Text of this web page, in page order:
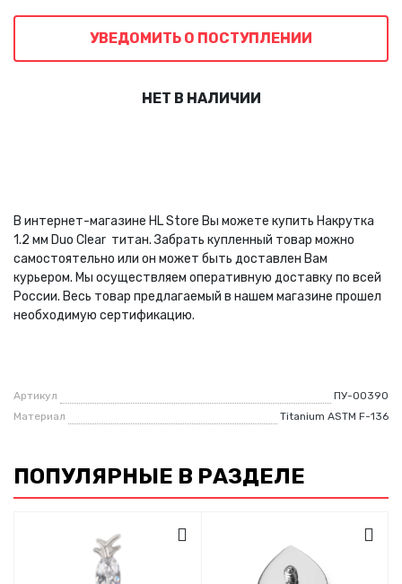
УВЕДОМИТЬ О ПОСТУПЛЕНИИ
НЕТ В НАЛИЧИИ
В интернет-магазине HL Store Вы можете купить Накрутка
1.2 мм Duo Clear титан. Забрать купленный товар можно
самостоятельно или он может быть доставлен Вам
курьером. Мы осуществляем оперативную доставку по всей
России. Весь товар предлагаемый в нашем магазине прошел
необходимую сертификацию.
Артикул
ПУ-00390
Материал
Titanium ASTM F-136
ПОПУЛЯРНЫЕ В РАЗДЕЛЕ